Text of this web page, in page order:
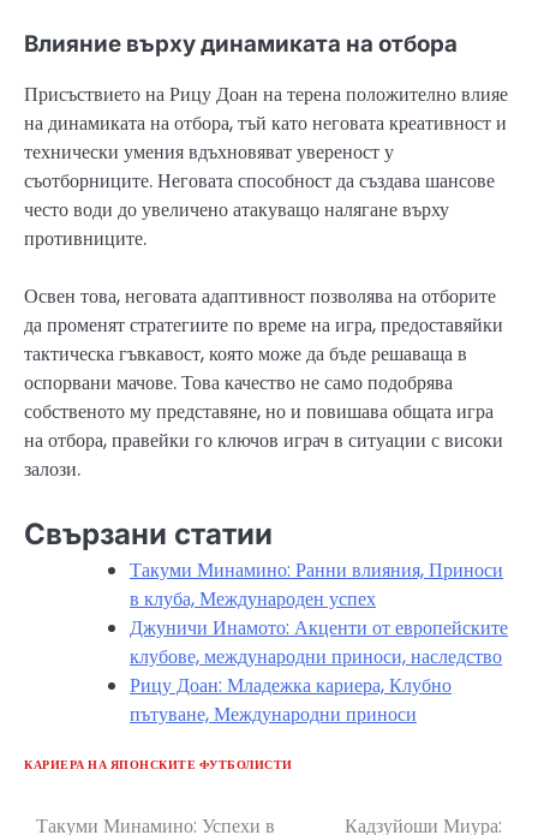
Влияние върху динамиката на отбора
Присъствието на Рицу Доан на терена положително влияе
на динамиката на отбора, тъй като неговата креативност и
технически умения вдъхновяват увереност у
съотборниците. Неговата способност да създава шансове
често води до увеличено атакуващо налягане върху
противниците.
Освен това, неговата адаптивност позволява на отборите
да променят стратегиите по време на игра, предоставяйки
тактическа гъвкавост, която може да бъде решаваща в
оспорвани мачове. Това качество не само подобрява
собственото му представяне, но и повишава общата игра
на отбора, правейки го ключов играч в ситуации с високи
залози.
Свързани статии
Такуми Минамино: Ранни влияния, Приноси
в клуба, Международен успех
Джуничи Инамото: Акценти от европейските
клубове, международни приноси, наследство
Рицу Доан: Младежка кариера, Клубно
пътуване, Международни приноси
КАРИЕРА НА ЯПОНСКИТЕ ФУТБОЛИСТИ
Такуми Минамино: Успехи в Кадзуйоши Миура: